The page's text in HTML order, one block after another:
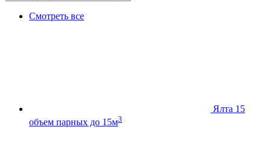
Смотреть все
Ялта 15
объем парных до 15м3